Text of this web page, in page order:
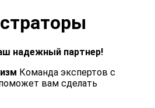
надежный партнер!
Команда экспертов с
вам сделать